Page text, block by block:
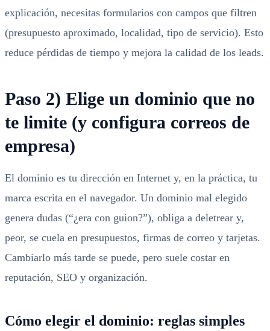
explicación, necesitas formularios con campos que filtren
(presupuesto aproximado, localidad, tipo de servicio). Esto
reduce pérdidas de tiempo y mejora la calidad de los leads.
Paso 2) Elige un dominio que no
te limite (y configura correos de
empresa)
El dominio es tu dirección en Internet y, en la práctica, tu
marca escrita en el navegador. Un dominio mal elegido
genera dudas (“¿era con guion?”), obliga a deletrear y,
peor, se cuela en presupuestos, firmas de correo y tarjetas.
Cambiarlo más tarde se puede, pero suele costar en
reputación, SEO y organización.
Cómo elegir el dominio: reglas simples